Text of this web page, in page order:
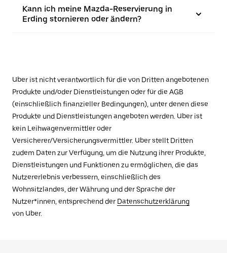
Kann ich meine Mazda-Reservierung in
Erding stornieren oder ändern?
Uber ist nicht verantwortlich für die von Dritten angebotenen
Produkte und/oder Dienstleistungen oder für die AGB
(einschließlich finanzieller Bedingungen), unter denen diese
Produkte und Dienstleistungen angeboten werden. Uber ist
kein Leihwagenvermittler oder
Versicherer/Versicherungsvermittler. Uber stellt Dritten
zudem Daten zur Verfügung, um die Nutzung ihrer Produkte,
Dienstleistungen und Funktionen zu ermöglichen, die das
Nutzererlebnis verbessern, einschließlich des
Wohnsitzlandes, der Währung und der Sprache der
Nutzer*innen, entsprechend der Datenschutzerklärung
von Uber.